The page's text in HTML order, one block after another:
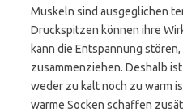
Muskeln sind ausgeglichen
Druckspitzen können ihre
kann die Entspannung
zusammenziehen. Deshalb
weder zu kalt noch zu warm
warme Socken schaffen